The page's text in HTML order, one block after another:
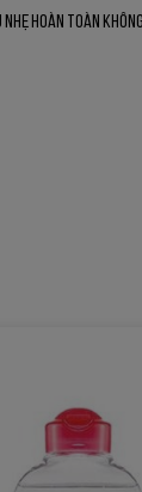
hoàn toàn